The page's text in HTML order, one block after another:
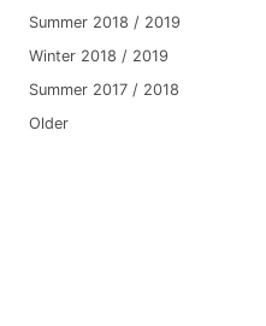
Summer 2018 / 2019
Winter 2018 / 2019
Summer 2017 / 2018
Older